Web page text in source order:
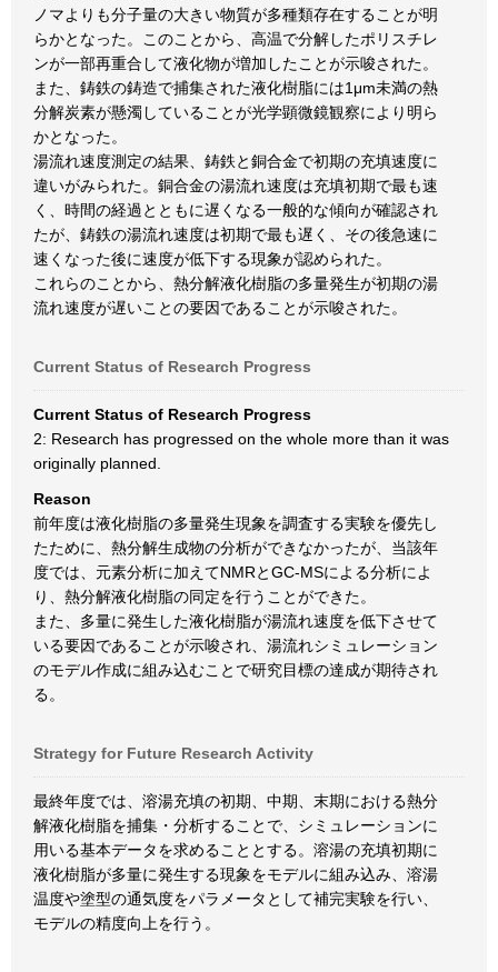
ノマよりも分子量の大きい物質が多種類存在することが明
らかとなった。このことから、高温で分解したポリスチレ
ンが一部再重合して液化物が増加したことが示唆された。
また、鋳鉄の鋳造で捕集された液化樹脂には1μm未満の熱
分解炭素が懸濁していることが光学顕微鏡観察により明ら
かとなった。
湯流れ速度測定の結果、鋳鉄と銅合金で初期の充填速度に
違いがみられた。銅合金の湯流れ速度は充填初期で最も速
く、時間の経過とともに遅くなる一般的な傾向が確認され
たが、鋳鉄の湯流れ速度は初期で最も遅く、その後急速に
速くなった後に速度が低下する現象が認められた。
これらのことから、熱分解液化樹脂の多量発生が初期の湯
流れ速度が遅いことの要因であることが示唆された。
Current Status of Research Progress
Current Status of Research Progress
2: Research has progressed on the whole more than it was
originally planned.
Reason
前年度は液化樹脂の多量発生現象を調査する実験を優先し
たために、熱分解生成物の分析ができなかったが、当該年
度では、元素分析に加えてNMRとGC-MSによる分析によ
り、熱分解液化樹脂の同定を行うことができた。
また、多量に発生した液化樹脂が湯流れ速度を低下させて
いる要因であることが示唆され、湯流れシミュレーション
のモデル作成に組み込むことで研究目標の達成が期待され
る。
Strategy for Future Research Activity
最終年度では、溶湯充填の初期、中期、末期における熱分
解液化樹脂を捕集・分析することで、シミュレーションに
用いる基本データを求めることとする。溶湯の充填初期に
液化樹脂が多量に発生する現象をモデルに組み込み、溶湯
温度や塗型の通気度をパラメータとして補完実験を行い、
モデルの精度向上を行う。